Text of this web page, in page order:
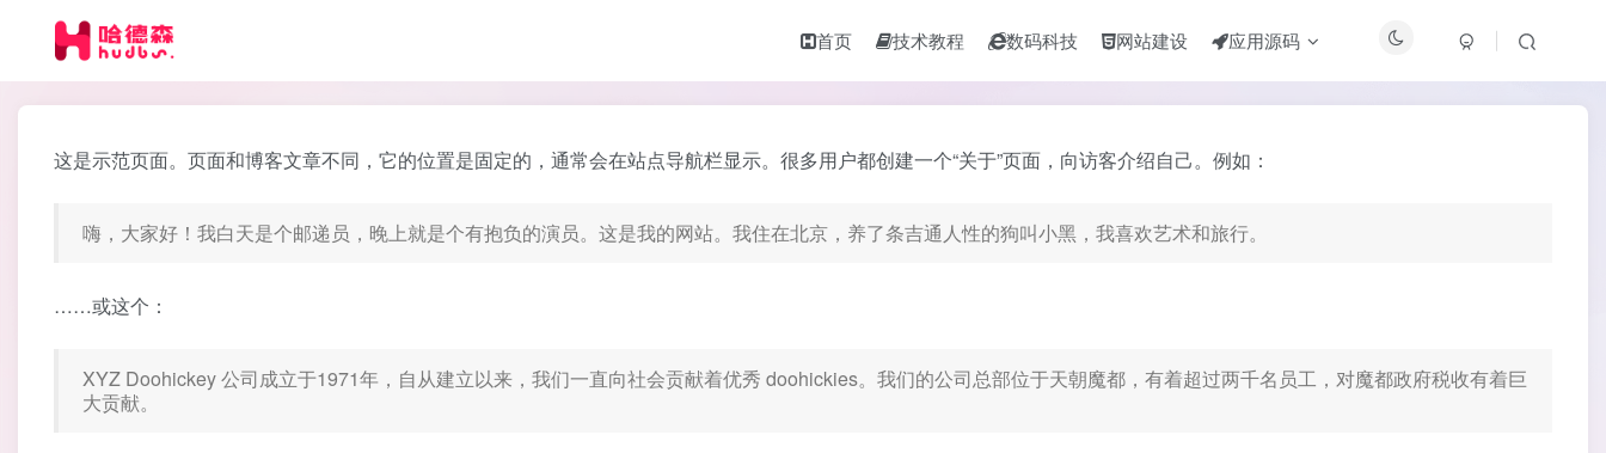
首页 技术教程 数码科技 网站建设 应用源码
这是示范页面。页面和博客文章不同，它的位置是固定的，通常会在站点导航栏显示。很多用户都创建一个“关于”页面，向访客介绍自己。例如：
嗨，大家好！我白天是个邮递员，晚上就是个有抱负的演员。这是我的网站。我住在北京，养了条吉通人性的狗叫小黑，我喜欢艺术和旅行。
……或这个：
XYZ Doohickey 公司成立于1971年，自从建立以来，我们一直向社会贡献着优秀 doohickies。我们的公司总部位于天朝魔都，有着超过两千名员工，对魔都政府税收有着巨
大贡献。